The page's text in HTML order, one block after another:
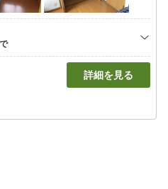
詳細を見る